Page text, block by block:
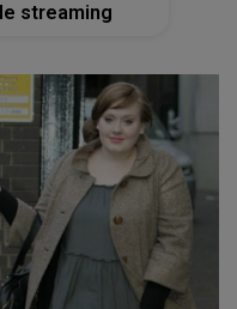
streaming